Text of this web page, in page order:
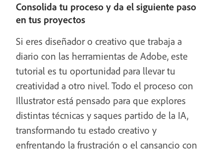
Consolida tu proceso y da el siguiente paso
en tus proyectos
Si eres diseñador o creativo que trabaja a
diario con las herramientas de Adobe, este
tutorial es tu oportunidad para llevar tu
creatividad a otro nivel. Todo el proceso con
Illustrator está pensado para que explores
distintas técnicas y saques partido de la IA,
transformando tu estado creativo y
enfrentando la frustración o el cansancio con